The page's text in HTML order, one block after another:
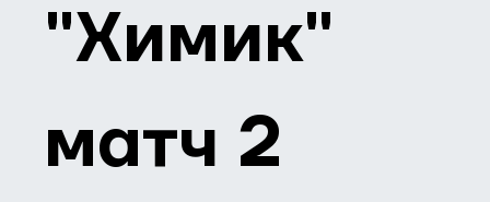
"Химик"
матч 2